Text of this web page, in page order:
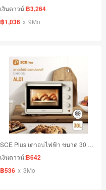
เงินดาวน์:฿3,264
฿1,036 x 9Mo
เงินดาวน์:฿642
฿536 x 3Mo